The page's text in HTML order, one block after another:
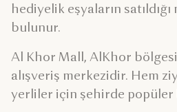
hediyelik eşyaların
bulunur.
Al Khor Mall, AlKhor
alışveriş merkezidir. Hem
yerliler için şehirde popüler